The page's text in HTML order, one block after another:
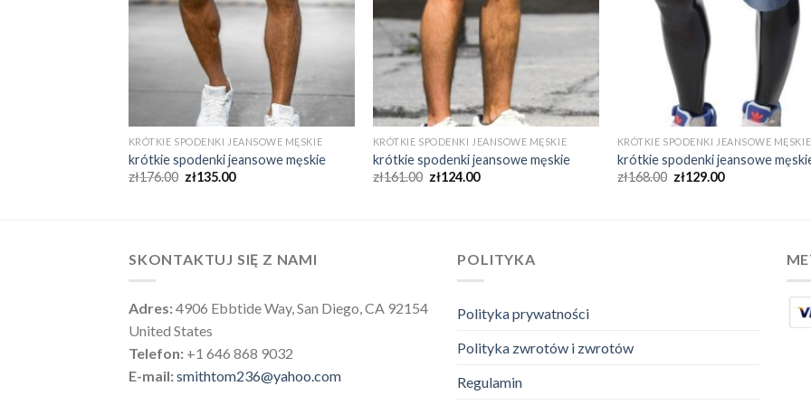
KRÓTKIE SPODENKI JEANSOWE MĘSKIE
krótkie spodenki jeansowe męskie
zł176.00 zł135.00
KRÓTKIE SPODENKI JEANSOWE MĘSKIE
krótkie spodenki jeansowe męskie
zł161.00 zł124.00
KRÓTKIE SPODENKI JEANSOWE MĘSKIE
krótkie spodenki jeansowe
zł168.00 zł129.00
SKONTAKTUJ SIĘ Z NAMI
Adres:4906 Ebbtide Way, San Diego, CA 92154
United States
Telefon: +1 646 868 9032
E-mail:smithtom236@yahoo.com
POLITYKA
Polityka prywatności
Polityka zwrotów i zwrotów
Regulamin